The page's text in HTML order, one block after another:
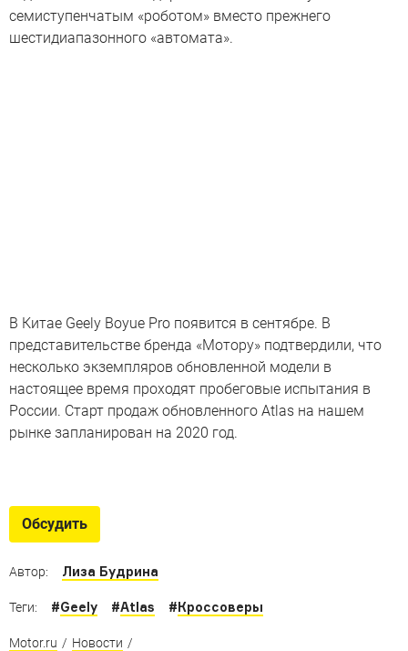
семиступенчатым «роботом» вместо прежнего
шестидиапазонного «автомата».
В Китае Geely Boyue Pro появится в сентябре. В
представительстве бренда «Мотору» подтвердили, что
несколько экземпляров обновленной модели в
настоящее время проходят пробеговые испытания в
России. Старт продаж обновленного Atlas на нашем
рынке запланирован на 2020 год.
Кроссоверы из Поднебесной, которые вам точно
Обсудить
Автор: Лиза Будрина
Теги: #Geely #Atlas #Кроссоверы
Motor.ru / Новости /